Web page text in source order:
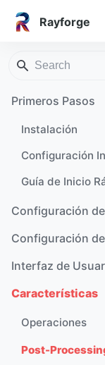
Rayforge
Primeros Pasos
Instalación
Configuración
Guía de Inicio
Configuración
Configuración
Interfaz de
Características
Operaciones
Post-